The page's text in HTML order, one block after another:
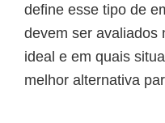
define esse tipo de
devem ser avaliados
ideal e em quais
melhor alternativa